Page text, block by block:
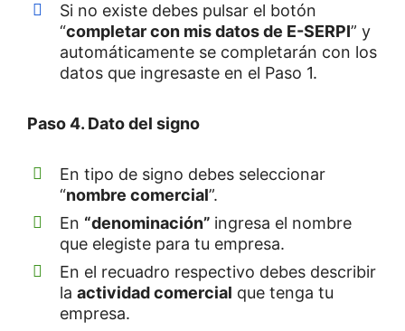
Si no existe debes pulsar el botón
“completar con mis datos de E-SERPI” y
automáticamente se completarán con los
datos que ingresaste en el Paso 1.
Paso 4. Dato del signo
En tipo de signo debes seleccionar
“nombre comercial”.
En “denominación” ingresa el nombre
que elegiste para tu empresa.
En el recuadro respectivo debes describir
la actividadcomercial que tenga tu
empresa.